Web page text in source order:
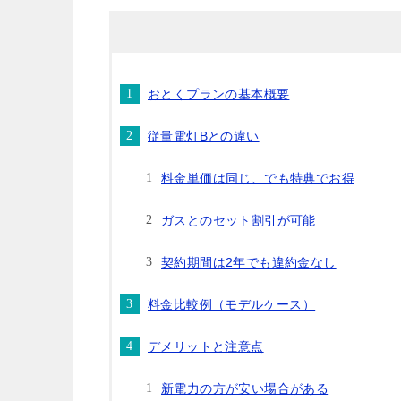
おとくプランの基本概要
従量電灯Bとの違い
料金単価は同じ、でも特典でお得
ガスとのセット割引が可能
契約期間は2年でも違約金なし
料金比較例（モデルケース）
デメリットと注意点
新電力の方が安い場合がある